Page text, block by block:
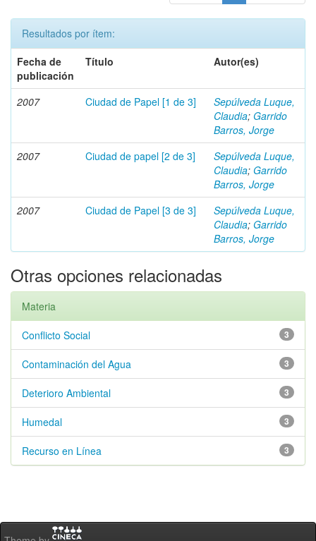
Resultados por ítem:
Fecha de
publicación
Título Autor(es)
2007 Ciudad de Papel [1 de 3]
Sepúlveda Luque,
Claudia; Garrido
Barros, Jorge
2007
Ciudad de papel [2 de 3]
Sepúlveda Luque,
Claudia; Garrido
Barros, Jorge
2007
Ciudad de Papel [3 de 3]
Sepúlveda Luque,
Claudia; Garrido
Barros, Jorge
Otras opciones relacionadas
Materia
3
Conflicto Social
3
Contaminación del Agua
3
Deterioro Ambiental
3
Humedal
3
Recurso en Línea